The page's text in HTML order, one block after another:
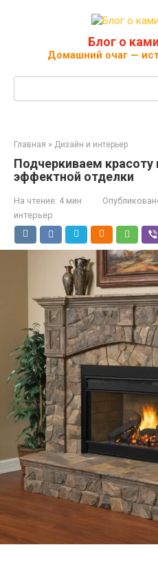
Блог о
Домашний очаг —
Главная » Дизайн и интерьер
Подчеркиваем
эффектной отделки
На чтение: 4 мин
интерьер